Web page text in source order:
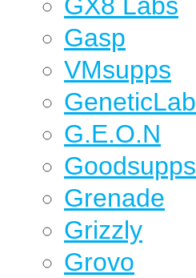
Gasp
VMsupps
GeneticLab
G.E.O.N
Goodsupps
Grenade
Grizzly
Grovo